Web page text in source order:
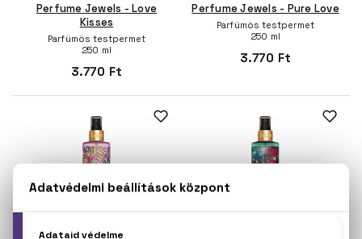
Perfume Jewels - Love
Kisses
Parfümös testpermet
250 ml
3.770 Ft
Perfume Jewels - Pure Love
Parfümös testpermet
250 ml
3.770 Ft